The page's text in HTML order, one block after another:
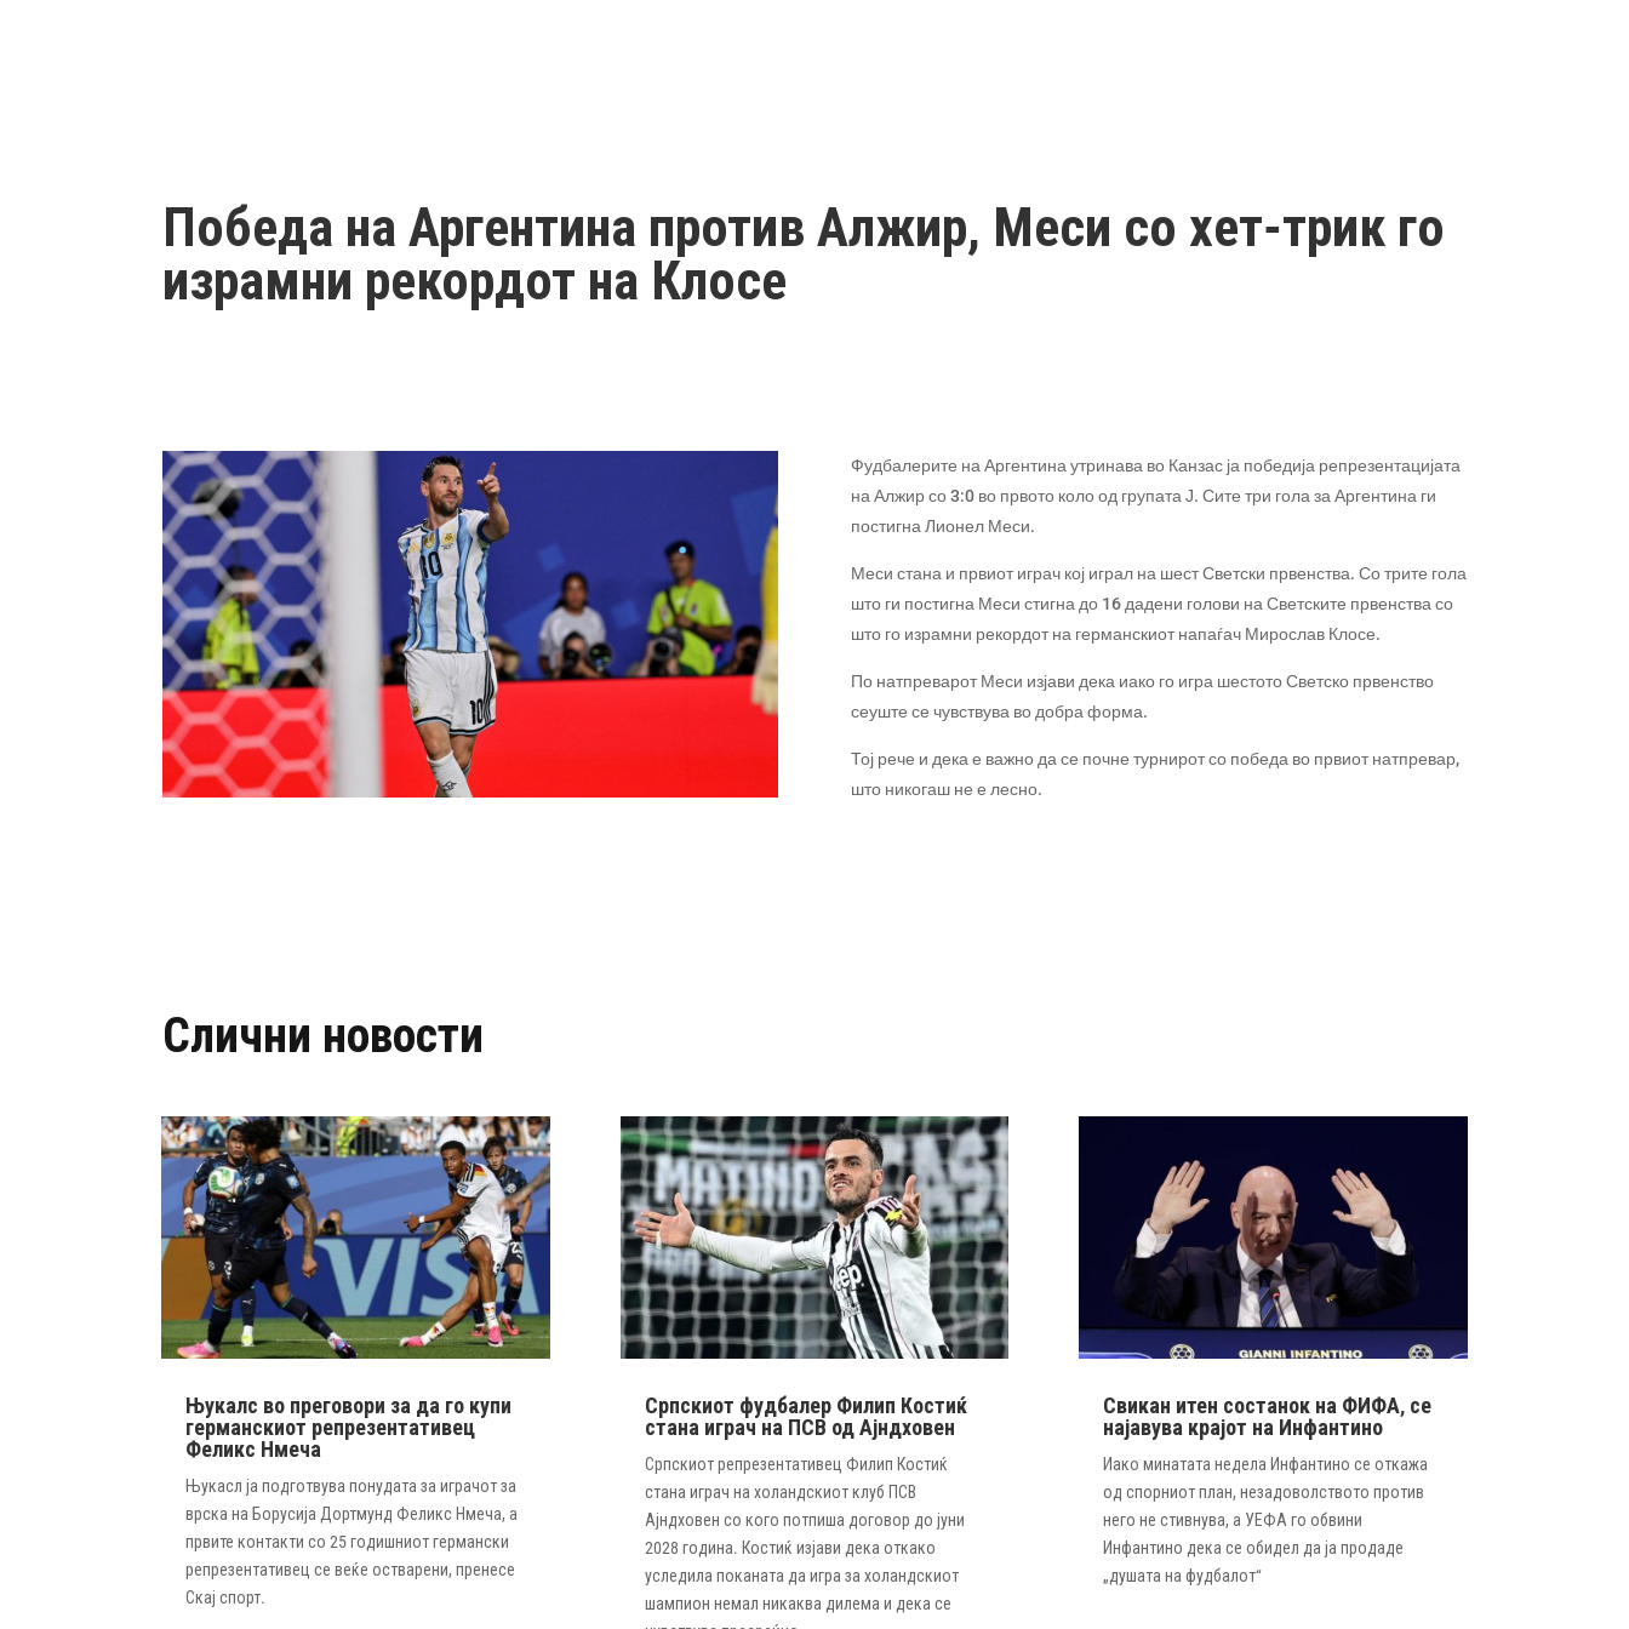
Победа на Аргентина против Алжир, Меси со хет-трик го
израмни рекордот на Клосе
Фудбалерите на Аргентина утринава во Канзас ја победија репрезентацијата
на Алжир со 3:0 во првото коло од групата Ј. Сите три гола за Аргентина ги
постигна Лионел Меси.
Меси стана и првиот играч кој играл на шест Светски првенства. Со трите гола
што ги постигна Меси стигна до 16 дадени голови на Светските првенства со
што го израмни рекордот на германскиот напаѓач Мирослав Клосе.
По натпреварот Меси изјави дека иако го игра шестото Светско првенство
сеуште се чувствува во добра форма.
Тој рече и дека е важно да се почне турнирот со победа во првиот натпревар,
што никогаш не е лесно.
Слични новости
Њукалс во преговори за да го купи
германскиот репрезентативец
Феликс Нмеча
Њукасл ја подготвува понудата за играчот за
врска на Борусија Дортмунд Феликс Нмеча, а
првите контакти со 25 годишниот германски
репрезентативец се веќе остварени, пренесе
Скај спорт.
Српскиот фудбалер Филип Костиќ
стана играч на ПСВ од Ајндховен
Српскиот репрезентативец Филип Костиќ
стана играч на холандскиот клуб ПСВ
Ајндховен со кого потпиша договор до јуни
2028 година. Костиќ изјави дека откако
уследила поканата да игра за холандскиот
шампион немал никаква дилема и дека се
Свикан итен состанок на ФИФА, се
најавува крајот на Инфантино
Иако минатата недела Инфантино се откажа
од спорниот план, незадоволството против
него не стивнува, а УЕФА го обвини
Инфантино дека се обидел да ја продаде
„душата на фудбалот“